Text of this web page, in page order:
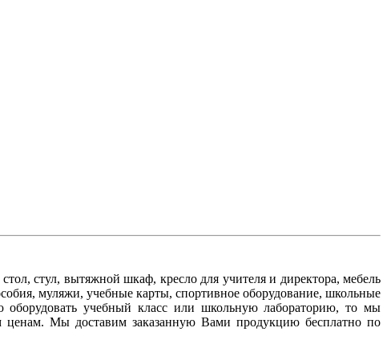
стул, вытяжной шкаф, кресло для учителя и директора, мебель
муляжи, учебные карты, спортивное оборудование, школьные
оборудовать учебный класс или школьную лабораторию, то мы
Мы доставим заказанную Вами продукцию бесплатно по